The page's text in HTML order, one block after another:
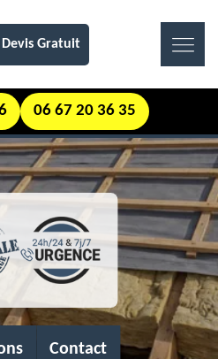
Devis Gratuit
06 67 20 36 35
Contact